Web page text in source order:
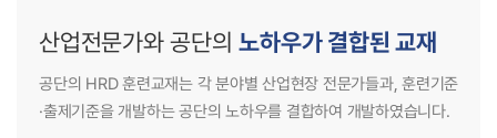
HRD4U
훈련지원
산업전문가와 공단의노하우가 결합된 교재
공단의 HRD 훈련교재는 각 분야별 산업현장 전문가들과, 훈련기준
·출제기준을 개발하는 공단의 노하우를 결합하여 개발하였습니다.